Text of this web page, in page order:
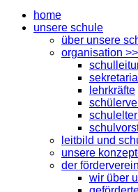
home
unsere schule
über unsere
organisation >>
lehrkräfte
leitbild und
unsere
der
wir über